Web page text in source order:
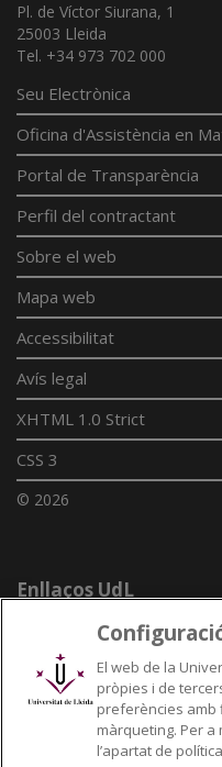
Pl. de Víctor Siurana, 1
25003 Lleida
Tel. +34 973 702 000
Seu Electrònica
Oficina d'Assistència en
Portal de Transparència
Perfil del contractant
Sobre el web
Mapa web
Accessibilitat
Avís legal
XHTML 1.0 Strict
CSS 3
© 2026
Enllaços UdL
Xarxes universitàries
El web de la
pròpies i de
preferències amb
màrqueting. Per
l’apartat de